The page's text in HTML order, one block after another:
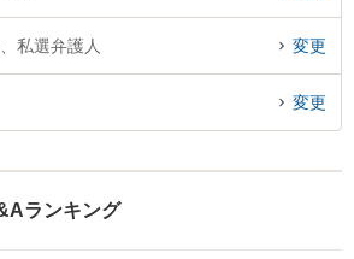
私選弁護人 変更
変更
ランキング